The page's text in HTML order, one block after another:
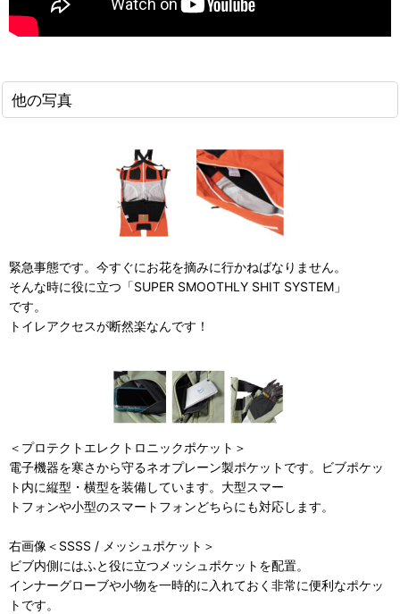
他の写真
緊急事態です。今すぐにお花を摘みに行かねばなりません。
そんな時に役に立つ「SUPER SMOOTHLY SHIT SYSTEM」
です。
トイレアクセスが断然楽なんです！
＜プロテクトエレクトロニックポケット＞
電子機器を寒さから守るネオプレーン製ポケットです。ビブポケッ
ト内に縦型・横型を装備しています。大型スマー
トフォンや小型のスマートフォンどちらにも対応します。
右画像＜SSSS / メッシュポケット＞
ビブ内側にはふと役に立つメッシュポケットを配置。
インナーグローブや小物を一時的に入れておく非常に便利なポケッ
トです。